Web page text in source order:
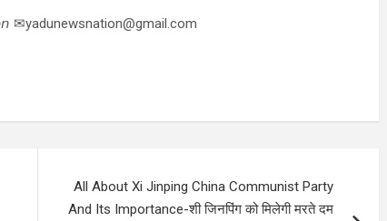
✉yadunewsnation@gmail.com
All About Xi Jinping China Communist Party
And Its Importance-शी जिनपिंग को मिलेगी मरते दम